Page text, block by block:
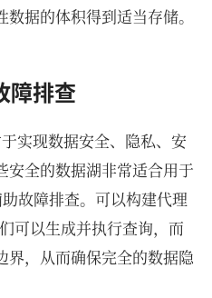
据的体积得到适当存储。
障排查
实现数据安全、隐私、安
安全的数据湖非常适合用于
故障排查。可以构建代理
可以生成并执行查询，而
界，从而确保完全的数据隐